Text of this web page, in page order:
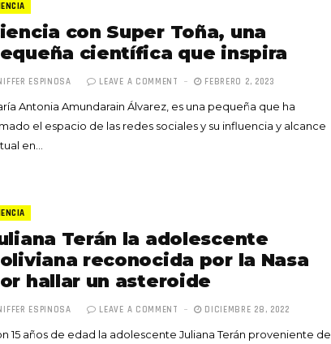
con Super Toña, una
científica que inspira
ESPINOSA LEAVE A COMMENT FEBRERO 2, 2023
Antonia Amundarain Álvarez, es una pequeña que ha
el espacio de las redes sociales y su influencia y alcance
en…
Terán la adolescente
reconocida por la Nasa
hallar un asteroide
ESPINOSA LEAVE A COMMENT DICIEMBRE 28, 2022
15 años de edad la adolescente Juliana Terán proveniente de